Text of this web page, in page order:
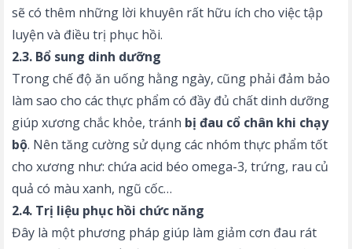
sẽ có thêm những lời khuyên rất hữu ích cho việc tập
luyện và điều trị phục hồi.
2.3. Bổ sung dinh dưỡng
Trong chế độ ăn uống hằng ngày, cũng phải đảm bảo
làm sao cho các thực phẩm có đầy đủ chất dinh dưỡng
giúp xương chắc khỏe, tránh bị đau cổ chân khi chạy
bộ. Nên tăng cường sử dụng các nhóm thực phẩm tốt
cho xương như: chứa acid béo omega-3, trứng, rau củ
quả có màu xanh, ngũ cốc…
2.4. Trị liệu phục hồi chức năng
Đây là một phương pháp giúp làm giảm cơn đau rát